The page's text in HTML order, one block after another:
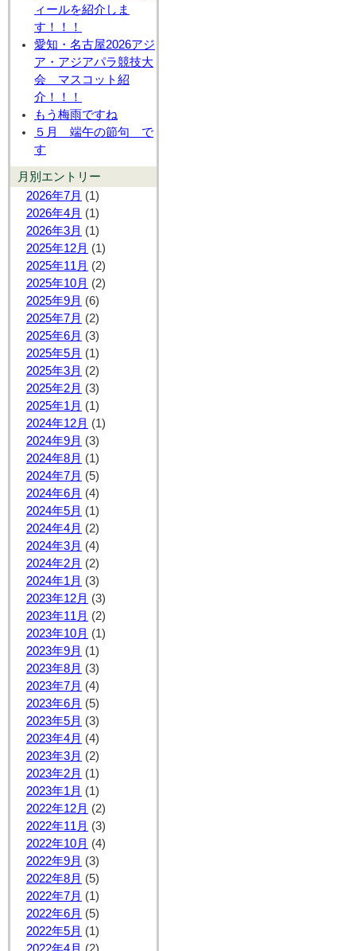
ィールを紹介しま
す！！！
愛知・名古屋2026アジ
ア・アジアパラ競技大
会 マスコット紹
介！！！
もう梅雨ですね
５月 端午の節句 で
す
月別エントリー
2026年7月 (1)
2026年4月 (1)
2026年3月 (1)
2025年12月 (1)
2025年11月 (2)
2025年10月 (2)
2025年9月 (6)
2025年7月 (2)
2025年6月 (3)
2025年5月 (1)
2025年3月 (2)
2025年2月 (3)
2025年1月 (1)
2024年12月 (1)
2024年9月 (3)
2024年8月 (1)
2024年7月 (5)
2024年6月 (4)
2024年5月 (1)
2024年4月 (2)
2024年3月 (4)
2024年2月 (2)
2024年1月 (3)
2023年12月 (3)
2023年11月 (2)
2023年10月 (1)
2023年9月 (1)
2023年8月 (3)
2023年7月 (4)
2023年6月 (5)
2023年5月 (3)
2023年4月 (4)
2023年3月 (2)
2023年2月 (1)
2023年1月 (1)
2022年12月 (2)
2022年11月 (3)
2022年10月 (4)
2022年9月 (3)
2022年8月 (5)
2022年7月 (1)
2022年6月 (5)
2022年5月 (1)